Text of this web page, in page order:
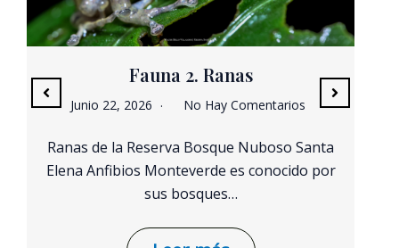
Fauna 2. Ranas
Junio 22, 2026 No Hay Comentarios
Ranas de la Reserva Bosque Nuboso Santa
Elena Anfibios Monteverde es conocido por
sus bosques…